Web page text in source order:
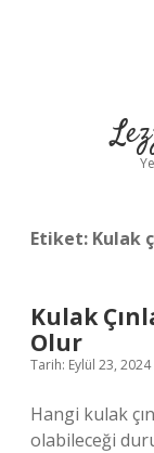
Etiket: Kulak
Kulak
Olur
Tarih: Eylül 23, 2024
Hangi kulak
olabileceği